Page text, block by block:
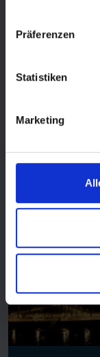
Präferenzen
Statistiken
Marketing
6 Tageab 980